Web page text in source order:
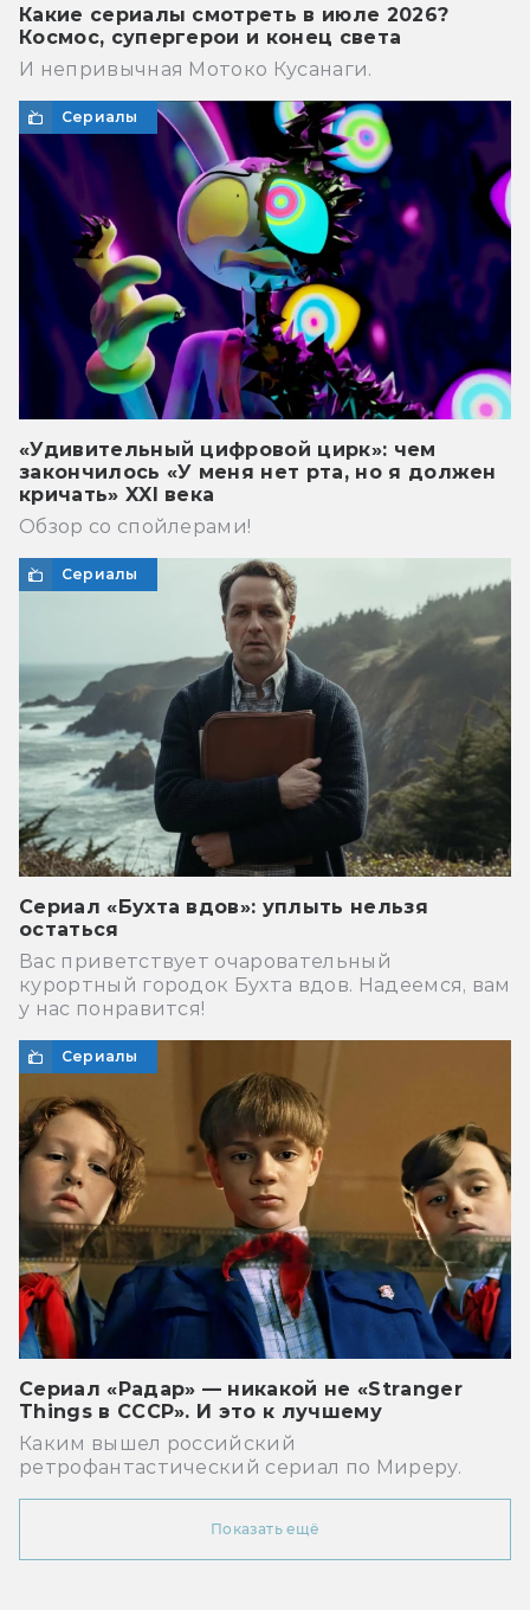
Какие сериалы смотреть в июле 2026?
Космос, супергерои и конец света
И непривычная Мотоко Кусанаги.
Сериалы
«Удивительный цифровой цирк»: чем
закончилось «У меня нет рта, но я должен
кричать» XXI века
Обзор со спойлерами!
Сериалы
Сериал «Бухта вдов»: уплыть нельзя
остаться
Вас приветствует очаровательный
курортный городок Бухта вдов. Надеемся, вам
у нас понравится!
Сериалы
Сериал «Радар» — никакой не «Stranger
Things в СССР». И это к лучшему
Каким вышел российский
ретрофантастический сериал по Миреру.
Показать ещё